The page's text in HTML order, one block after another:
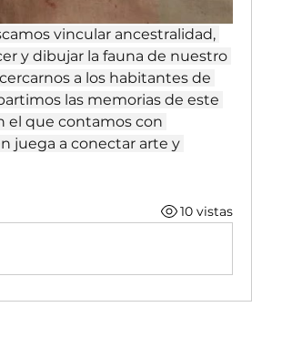
vincular ancestralidad,
y dibujar la fauna de nuestro
a los habitantes de
las memorias de este
el que contamos con
juega a conectar arte y
10 vistas